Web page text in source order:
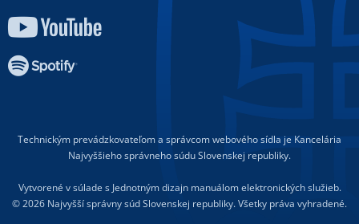
Technickým prevádzkovateľom a správcom webového sídla je Kancelária
Najvyššieho správneho súdu Slovenskej republiky.
Vytvorené v súlade s Jednotným dizajn manuálom elektronických služieb.
© 2026 Najvyšší správny súd Slovenskej republiky. Všetky práva vyhradené.